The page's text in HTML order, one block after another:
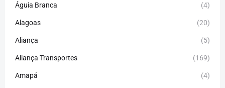
Águia Branca (4)
Alagoas (20)
Aliança (5)
Aliança Transportes (169)
Amapá (4)